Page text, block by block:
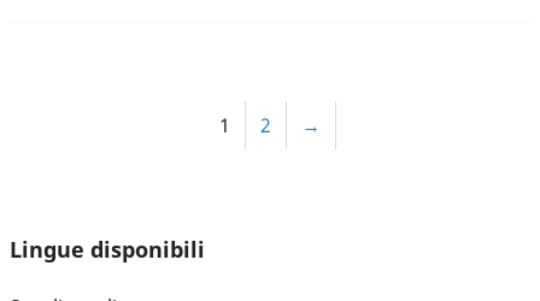
1 2 →
Lingue disponibili